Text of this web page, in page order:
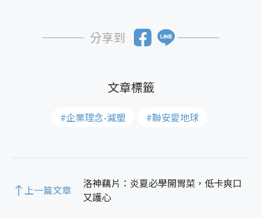
分享到
#企業理念-減塑 #聯安愛地球
上一篇文章
洛神藕片：炎夏必學開胃菜，低卡爽口
又護心